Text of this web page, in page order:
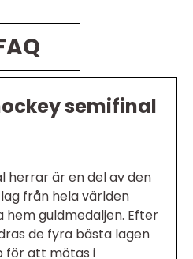
semifinal
herrar är en del av den
från hela världen
guldmedaljen. Efter
de fyra bästa lagen
för att mötas i